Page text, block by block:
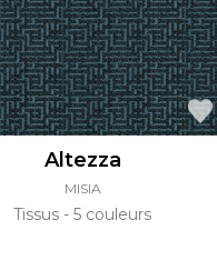
Altezza
MISIA
Tissus 5 couleurs